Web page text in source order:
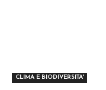
CLIMA E BIODIVERSITA'